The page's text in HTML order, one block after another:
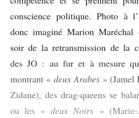
conscience politique. Photo à
donc imaginé Marion Maréchal
soir de la retransmission de la
des JO : au fur et à mesure
montrant « deux Arabes » (Jamel
Zidane), des drag-queens se
ou les « deux Noirs » (Marie-